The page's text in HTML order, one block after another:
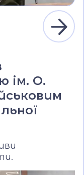
ім. О.